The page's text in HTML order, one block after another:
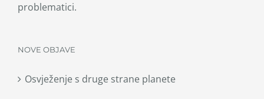
problematici.
NOVE OBJAVE
Osvježenje s druge strane planete